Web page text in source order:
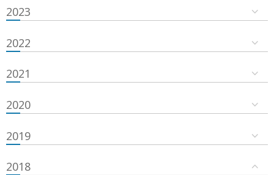
2023
2022
2021
2020
2019
2018